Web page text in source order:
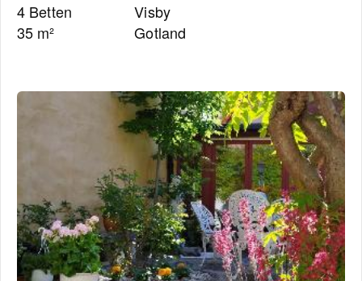
4 Betten
35 m²
Visby
Gotland